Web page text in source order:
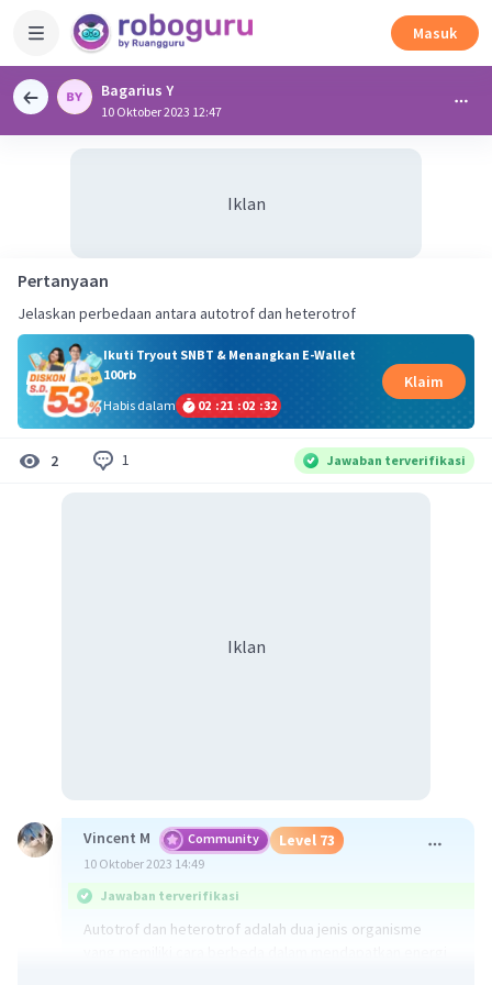
Masuk
Bagarius Y
10 Oktober 2023 12:47
Iklan
Pertanyaan
Jelaskan perbedaan antara autotrof dan heterotrof
Ikuti Tryout SNBT & Menangkan E-Wallet
100rb
Habis dalam
02 :21 :02 :32
Klaim
2 1 Jawaban terverifikasi
Iklan
Vincent M Community Level 73
10 Oktober 2023 14:49
Jawaban terverifikasi
Autotrof dan heterotrof adalah dua jenis organisme